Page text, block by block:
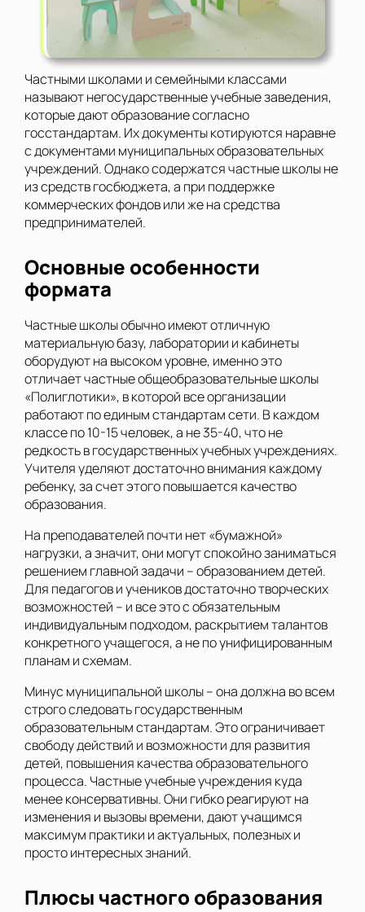
Частными школами и семейными классами
называют негосударственные учебные заведения,
которые дают образование согласно
госстандартам. Их документы котируются наравне
с документами муниципальных образовательных
учреждений. Однако содержатся частные школы не
из средств госбюджета, а при поддержке
коммерческих фондов или же на средства
предпринимателей.
Основные особенности
формата
Частные школы обычно имеют отличную
материальную базу, лаборатории и кабинеты
оборудуют на высоком уровне, именно это
отличает частные общеобразовательные школы
«Полиглотики», в которой все организации
работают по единым стандартам сети. В каждом
классе по 10-15 человек, а не 35-40, что не
редкость в государственных учебных учреждениях.
Учителя уделяют достаточно внимания каждому
ребенку, за счет этого повышается качество
образования.
На преподавателей почти нет «бумажной»
нагрузки, а значит, они могут спокойно заниматься
решением главной задачи – образованием детей.
Для педагогов и учеников достаточно творческих
возможностей – и все это с обязательным
индивидуальным подходом, раскрытием талантов
конкретного учащегося, а не по унифицированным
планам и схемам.
Минус муниципальной школы – она должна во всем
строго следовать государственным
образовательным стандартам. Это ограничивает
свободу действий и возможности для развития
детей, повышения качества образовательного
процесса. Частные учебные учреждения куда
менее консервативны. Они гибко реагируют на
изменения и вызовы времени, дают учащимся
максимум практики и актуальных, полезных и
просто интересных знаний.
Плюсы частного образования